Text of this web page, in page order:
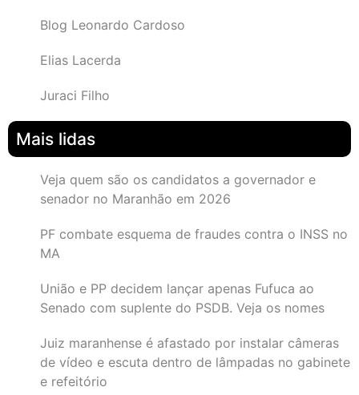
Blog Leonardo Cardoso
Elias Lacerda
Juraci Filho
Mais lidas
Veja quem são os candidatos a governador e
senador no Maranhão em 2026
PF combate esquema de fraudes contra o INSS no
MA
União e PP decidem lançar apenas Fufuca ao
Senado com suplente do PSDB. Veja os nomes
Juiz maranhense é afastado por instalar câmeras
de vídeo e escuta dentro de lâmpadas no gabinete
e refeitório